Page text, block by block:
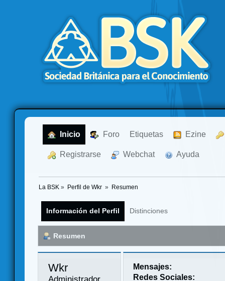
Inicio Foro Etiquetas Ezine
Registrarse Webchat Ayuda
La BSK » Perfil de Wkr » Resumen
Información del Perfil Distinciones
Resumen
Wkr
Administrador
Mensajes:
Redes Sociales: